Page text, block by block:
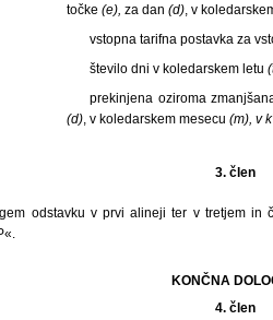
točke (e), za dan (d), v
vstopna tarifna postavka za
število dni v koledarskem letu
prekinjena oziroma
(d), v koledarskem mesecu (m), v
3. člen
odstavku v prvi alineji ter v tretjem in
KONČNA
4. člen